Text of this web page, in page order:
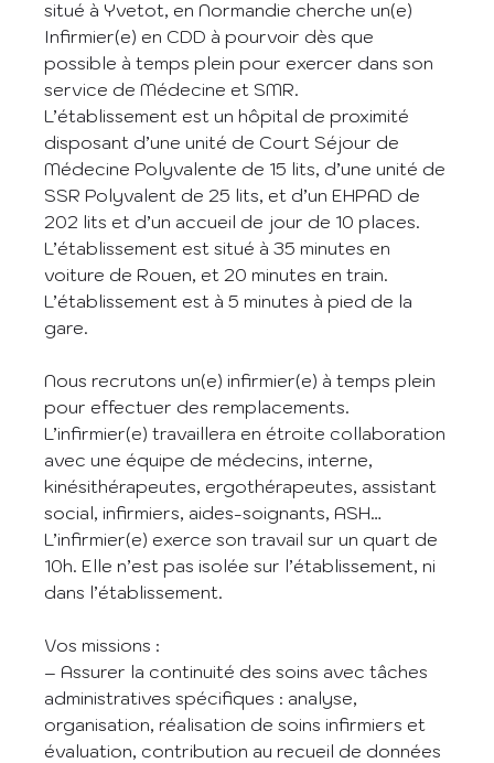
situé à Yvetot, en Normandie cherche un(e)
Infirmier(e) en CDD à pourvoir dès que
possible à temps plein pour exercer dans son
service de Médecine et SMR.
L’établissement est un hôpital de proximité
disposant d’une unité de Court Séjour de
Médecine Polyvalente de 15 lits, d’une unité de
SSR Polyvalent de 25 lits, et d’un EHPAD de
202 lits et d’un accueil de jour de 10 places.
L’établissement est situé à 35 minutes en
voiture de Rouen, et 20 minutes en train.
L’établissement est à 5 minutes à pied de la
gare.
Nous recrutons un(e) infirmier(e) à temps plein
pour effectuer des remplacements.
L’infirmier(e) travaillera en étroite collaboration
avec une équipe de médecins, interne,
kinésithérapeutes, ergothérapeutes, assistant
social, infirmiers, aides-soignants, ASH…
L’infirmier(e) exerce son travail sur un quart de
10h. Elle n’est pas isolée sur l’établissement, ni
dans l’établissement.
Vos missions :
– Assurer la continuité des soins avec tâches
administratives spécifiques : analyse,
organisation, réalisation de soins infirmiers et
évaluation, contribution au recueil de données